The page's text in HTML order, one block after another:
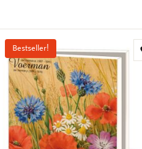
Bestseller!